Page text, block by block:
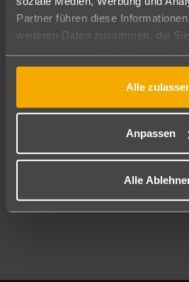
Partner führen diese
weiteren Daten zusammen, die
gesammelt haben.
Alle
Anpassen
Alle
Abflughafen
Reisezeitraum
11.08.26–09.08.27 7-21
2 Erwachsene Keine Kinder